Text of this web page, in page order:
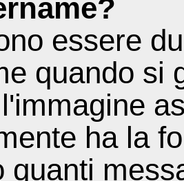
essere
quando si
ha la
quanti